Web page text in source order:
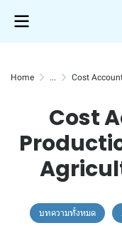
Home ... Cost
Cost
บทความทั้งหมด